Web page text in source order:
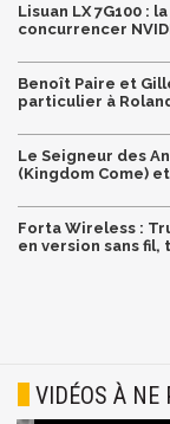
Lisuan LX 7G100 :
concurrencer
Benoît Paire et
particulier à
Le Seigneur des
(Kingdom Come)
Forta Wireless :
en version sans fil,
VIDÉOS À NE